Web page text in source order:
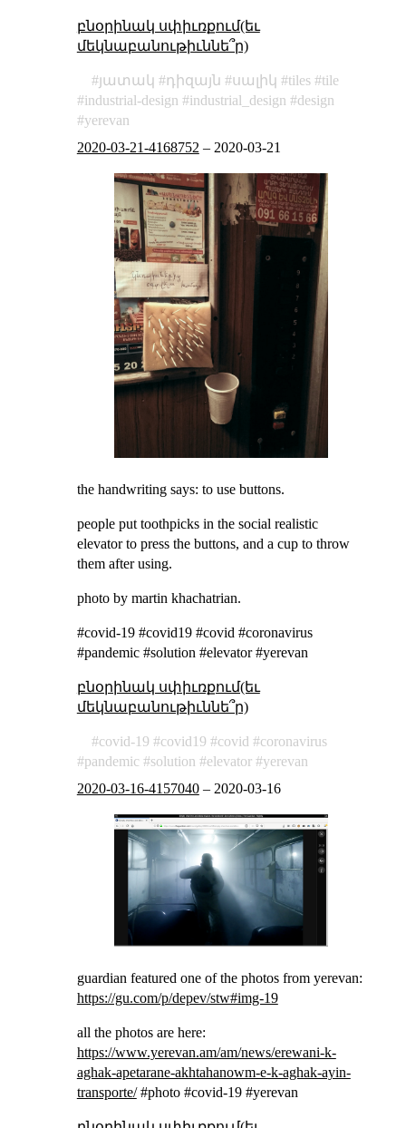
բնօրինակ սփիւռքում(եւ
մեկնաբանութիւննե՞ր)
յատակ դիզայն սալիկ tiles
tile
industrial-design
industrial_design
design
yerevan
2020-03-21-4168752 – 2020-03-21
the handwriting says: to use buttons.
people put toothpicks in the social realistic
elevator to press the buttons, and a cup to throw
them after using.
photo by martin khachatrian.
#covid-19 #covid19 #covid #coronavirus
#pandemic #solution #elevator #yerevan
բնօրինակ սփիւռքում(եւ
մեկնաբանութիւննե՞ր)
covid-19 covid19 covid
coronavirus
pandemic
solution elevator
yerevan
2020-03-16-4157040– 2020-03-16
guardian featured one of the photos from yerevan:
https://gu.com/p/depev/stw#img-19
all the photos are here:
https://www.yerevan.am/am/news/erewani-k-
aghak-apetarane-akhtahanowm-e-k-aghak-ayin-
transporte/#photo #covid-19 #yerevan